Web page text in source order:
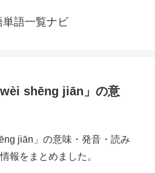
単語一覧ナビ
shēng jiān」の意
jiān」の意味・発音・読み
報をまとめました。